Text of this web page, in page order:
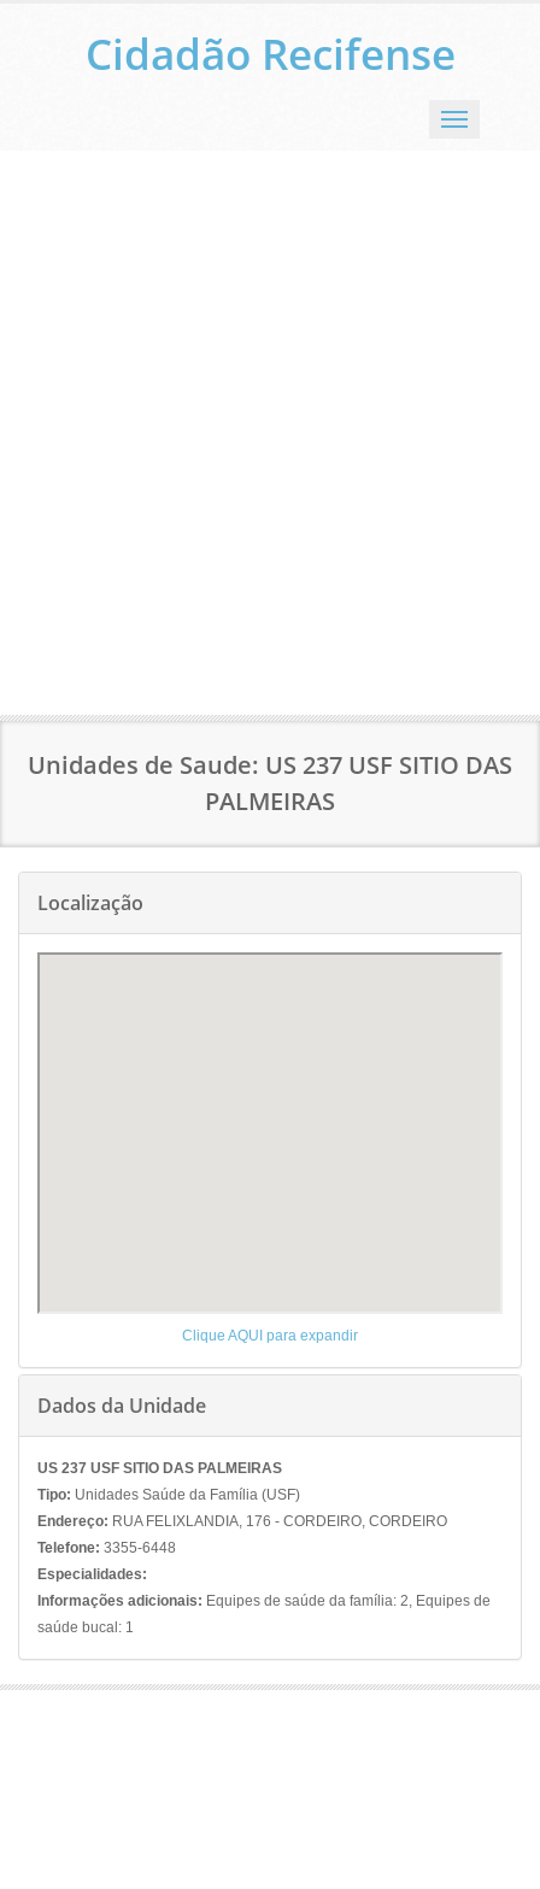
Cidadão Recifense
Menu
Unidades de Saude: US 237 USF SITIO DAS
PALMEIRAS
Localização
Clique AQUI para expandir
Dados da Unidade
US 237 USF SITIO DAS PALMEIRAS
Tipo: Unidades Saúde da Família (USF)
Endereço: RUA FELIXLANDIA, 176 - CORDEIRO, CORDEIRO
Telefone: 3355-6448
Especialidades:
Informações adicionais: Equipes de saúde da família: 2, Equipes de
saúde bucal: 1